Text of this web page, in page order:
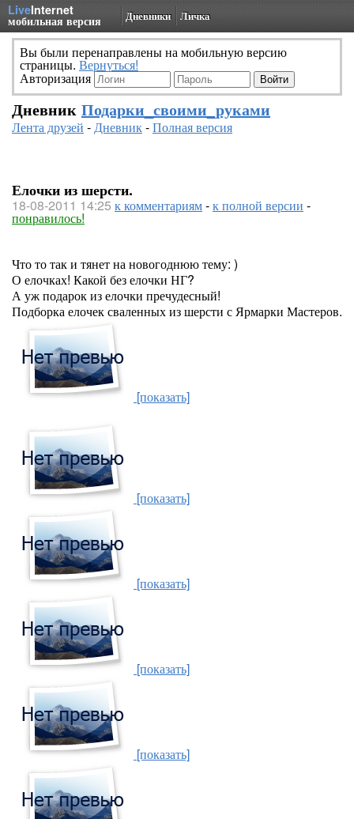
LiveInternet
мобильная версия Дневники Личка
Вы были перенаправлены на мобильную версию
страницы. Вернуться!
Авторизация
Дневник Подарки_своими_руками
Лента друзей -Дневник-Полная версия
Елочки из шерсти.
18-08-2011 14:25 к комментариям-к полной версии -
понравилось!
Что то так и тянет на новогоднюю тему: )
О елочках! Какой без елочки НГ?
А уж подарок из елочки пречудесный!
Подборка елочек сваленных из шерсти с Ярмарки Мастеров.
[показать]
[показать]
[показать]
[показать]
[показать]